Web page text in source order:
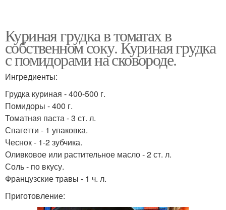
Куриная грудка в томатах в
собственном соку. Куриная грудка
с помидорами на сковороде.
Ингредиенты:
Грудка куриная - 400-500 г.
Помидоры - 400 г.
Томатная паста - 3 ст. л.
Спагетти - 1 упаковка.
Чеснок - 1-2 зубчика.
Оливковое или растительное масло - 2 ст. л.
Соль - по вкусу.
Французские травы - 1 ч. л.
Приготовление: